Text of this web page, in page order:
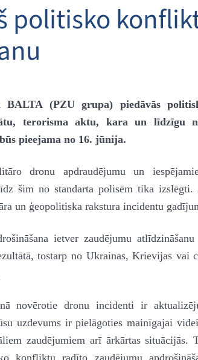
politisko
BALTA (PZU grupa) piedāvās
terorisma aktu, kara un līdzīgu
pieejama no 16. jūnija.
dronu apdraudējumu un
šim no standarta polisēm tika izslēgti.
un ģeopolitiska rakstura incidentu
ietver zaudējumu
tostarp no Ukrainas, Krievijas vai
novērotie dronu incidenti ir
uzdevums ir pielāgoties mainīgajai
zaudējumiem arī ārkārtas situācijās.
konfliktu radīto zaudējumu